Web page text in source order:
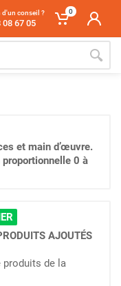
d'un conseil ?
08 67 05
0
et main d’œuvre.
0 à
AJOUTÉS
produits de la